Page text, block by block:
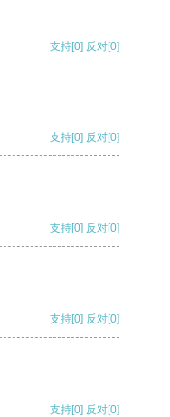
支持[0] 反对[0]
支持[0] 反对[0]
支持[0] 反对[0]
支持[0] 反对[0]
支持[0] 反对[0]